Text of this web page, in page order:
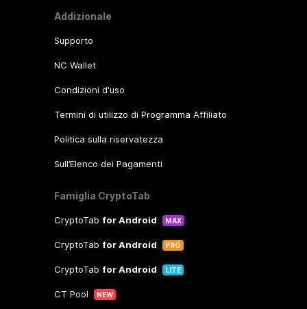
Addizionale
Supporto
NC Wallet
Condizioni d'uso
Termini di utilizzo di Programma Affiliato
Politica sulla riservatezza
Sull’Elenco dei Pagamenti
Famiglia CryptoTab
CryptoTab for Android MAX
CryptoTab for Android PRO
CryptoTab for Android LITE
CT Pool NEW